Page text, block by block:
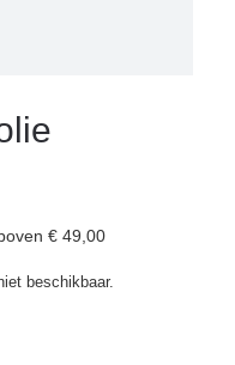
€ 49,00
beschikbaar.